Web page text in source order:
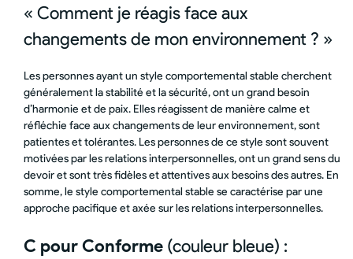
« Comment je réagis face aux
changements de mon environnement ? »
Les personnes ayant un style comportemental stable cherchent
généralement la stabilité et la sécurité, ont un grand besoin
d’harmonie et de paix. Elles réagissent de manière calme et
réfléchie face aux changements de leur environnement, sont
patientes et tolérantes. Les personnes de ce style sont souvent
motivées par les relations interpersonnelles, ont un grand sens du
devoir et sont très fidèles et attentives aux besoins des autres. En
somme, le style comportemental stable se caractérise par une
approche pacifique et axée sur les relations interpersonnelles.
C pour Conforme (couleur bleue) :